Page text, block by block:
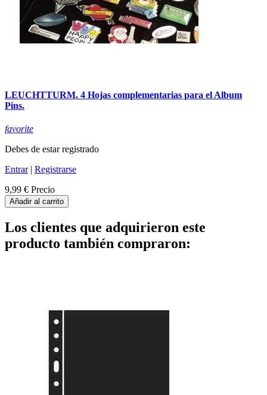
LEUCHTTURM. 4 Hojas complementarias para el Album
Pins.
favorite
Debes de estar registrado
Entrar| Registrarse
9,99 € Precio
Añadir al carrito
Los clientes que adquirieron este
producto también compraron: